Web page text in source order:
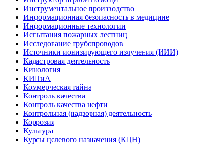
Инструментальное производство
Информационная безопасность в медицине
Информационные технологии
Испытания пожарных лестниц
Исследование трубопроводов
Источники ионизирующего излучения (ИИИ)
Кадастровая деятельность
Кинология
КИПиА
Коммерческая тайна
Контроль качества
Контроль качества нефти
Контрольная (надзорная) деятельность
Коррозия
Культура
Курсы целевого назначения (КЦН)